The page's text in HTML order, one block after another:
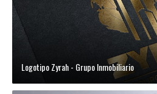
Logotipo Zyrah - Grupo Inmobiliario